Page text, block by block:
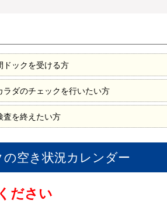
ドックを受ける方
ラダのチェックを行いたい方
査を終えたい方
の空き状況カレンダー
ださい